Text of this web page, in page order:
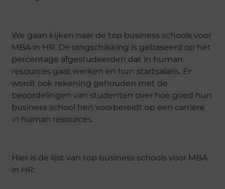
We gaan kijken naar de top business schools voor
MBA in HR. De rangschikking is gebaseerd op het
percentage afgestudeerden dat in human
resources gaat werken en hun startsalaris. Er
wordt ook rekening gehouden met de
beoordelingen van studenten over hoe goed hun
business school hen voorbereidt op een carrière
in human resources.
Hier is de lijst van top business schools voor MBA
in HR: